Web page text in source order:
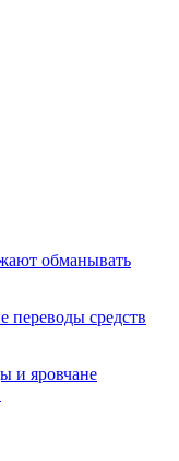
обманывать
переводы средств
и яровчане